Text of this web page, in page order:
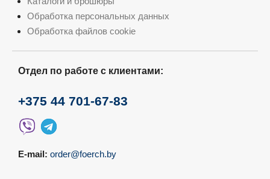
Обработка персональных данных
Обработка файлов cookie
Отдел по работе с клиентами:
+375 44 701-67-83
E-mail: order@foerch.by